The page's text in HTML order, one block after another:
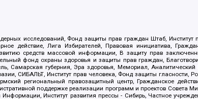
исследований, Фонд защиты прав граждан Штаб,
Лига Избирателей, Правовая инициатива,
средств массовой информации, В защиту прав
фонд охраны здоровья и защиты прав граждан,
Самарская губерния, Эра здоровья, Мемориал,
СИБАЛЬТ, Институт прав человека, Фонд защиты гласности,
региональный правозащитный центр, Гражданское
поддержке реализации программ и проектов Совета
Институт развития прессы - Сибирь, Частное